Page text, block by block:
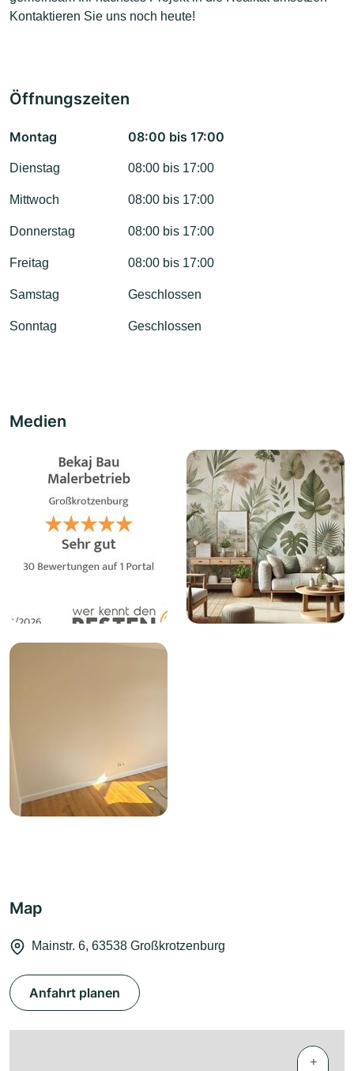
Kontaktieren Sie uns noch heute!
Öffnungszeiten
Montag 08:00 bis 17:00
Dienstag 08:00 bis 17:00
Mittwoch 08:00 bis 17:00
Donnerstag 08:00 bis 17:00
Freitag 08:00 bis 17:00
Samstag Geschlossen
Sonntag Geschlossen
Medien
Map
Mainstr. 6, 63538 Großkrotzenburg
Anfahrt planen
+